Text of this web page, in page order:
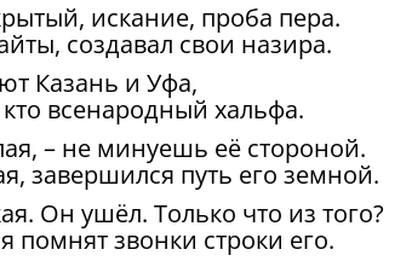
искание, проба пера.
создавал свои назира.
Казань и Уфа,
всенародный хальфа.
– не минуешь её стороной.
завершился путь его земной.
Он ушёл. Только что из того?
помнят звонки строки его.